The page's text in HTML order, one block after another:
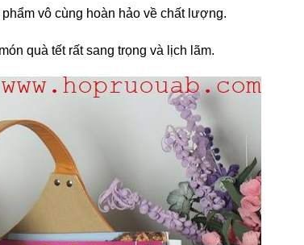
vô cùng hoàn hảo về chất lượng.
quà tết rất sang trọng và lịch lãm.